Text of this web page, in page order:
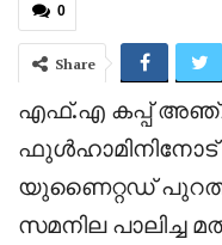
0
Share
എഫ്.എ കപ്പ്
ഫുൾഹാമിനിനോട്
യുണൈറ്റഡ്
സമനില പാലിച്ച